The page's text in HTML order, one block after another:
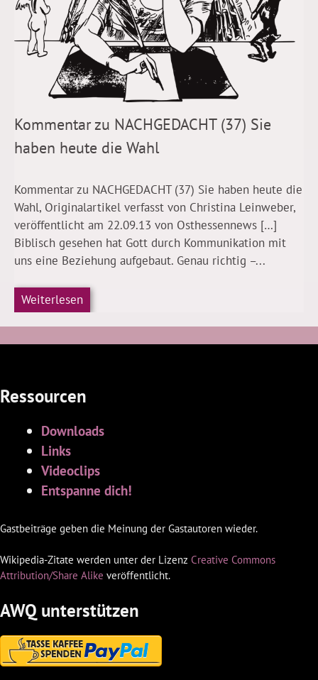
Kommentar zu NACHGEDACHT (37) Sie
haben heute die Wahl
Kommentar zu NACHGEDACHT (37) Sie haben heute die
Wahl, Originalartikel verfasst von Christina Leinweber,
veröffentlicht am 22.09.13 von Osthessennews […]
Biblisch gesehen hat Gott durch Kommunikation mit
uns eine Beziehung aufgebaut. Genau richtig –...
Weiterlesen
Ressourcen
Downloads
Links
Videoclips
Entspanne dich!
Gastbeiträge geben die Meinung der Gastautoren wieder.
Wikipedia-Zitate werden unter der Lizenz Creative Commons
Attribution/Share Alike veröffentlicht.
AWQ unterstützen